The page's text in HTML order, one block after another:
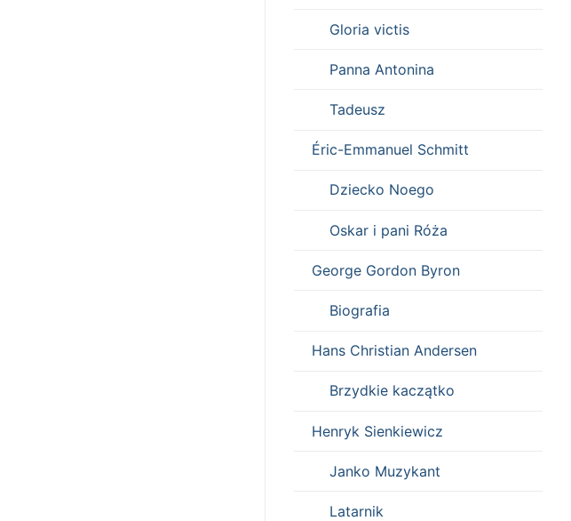
Gloria victis
Panna Antonina
Tadeusz
Éric-Emmanuel Schmitt
Dziecko Noego
Oskar i pani Róża
George Gordon Byron
Biografia
Hans Christian Andersen
Brzydkie kaczątko
Henryk Sienkiewicz
Janko Muzykant
Latarnik